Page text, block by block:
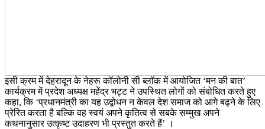
इसी क्रम में देहरादून के नेहरू कॉलोनी सी ब्लॉक में आयोजित ‘मन की बात’
कार्यक्रम में प्रदेश अध्यक्ष महेंद्र भट्ट ने उपस्थित लोगों को संबोधित करते हुए
कहा, कि ‘प्रधानमंत्री का यह उद्बोधन न केवल देश समाज को आगे बढ्ने के लिए
प्रेरित करता है बल्कि वह स्वयं अपने कृतित्व से सबके सम्मुख अपने
कथनानुसार उत्कृष्ट उदाहरण भी प्रस्तुत करते हैं’ ।